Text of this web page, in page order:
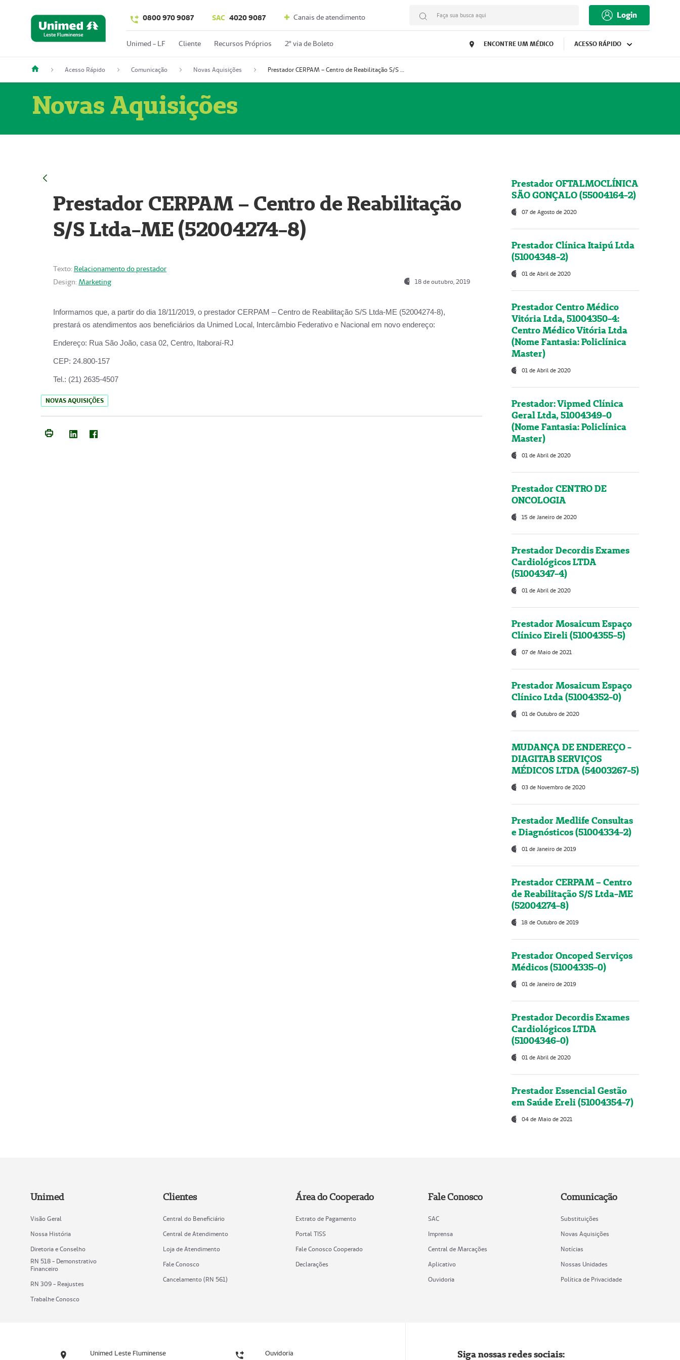
0800 970 9087 SAC 4020 9087 Canais de atendimento Faça sua busca aqui Login
Unimed - LF Cliente Recursos Próprios 2º via de Boleto ENCONTRE UM MÉDICO ACESSO RÁPIDO
Acesso Rápido Comunicação Novas Aquisições Prestador CERPAM – Centro de Reabilitação S/S Ltda-ME (52004274-8)
Novas Aquisições
Prestador CERPAM – Centro de Reabilitação
S/S Ltda-ME (52004274-8)
Texto: Relacionamento do prestador
Design: Marketing 18 de outubro, 2019
Informamos que, a partir do dia 18/11/2019, o prestador CERPAM – Centro de Reabilitação S/S Ltda-ME (52004274-8),
prestará os atendimentos aos beneficiários da Unimed Local, Intercâmbio Federativo e Nacional em novo endereço:
Endereço: Rua São João, casa 02, Centro, Itaboraí-RJ
CEP: 24.800-157
Tel.: (21) 2635-4507
NOVAS AQUISIÇÕES
Prestador OFTALMOCLÍNICA
SÃO GONÇALO (55004164-2)
07 de Agosto de 2020
Prestador Clínica Itaipú Ltda
(51004348-2)
01 de Abril de 2020
Prestador Centro Médico
Vitória Ltda, 51004350-4:
Centro Médico Vitória Ltda
(Nome Fantasia: Policlínica
Master)
01 de Abril de 2020
Prestador: Vipmed Clínica
Geral Ltda, 51004349-0
(Nome Fantasia: Policlínica
Master)
01 de Abril de 2020
Prestador CENTRO DE
ONCOLOGIA
15 de Janeiro de 2020
Prestador Decordis Exames
Cardiológicos LTDA
(51004347-4)
01 de Abril de 2020
Prestador Mosaicum Espaço
Clínico Eireli (51004355-5)
07 de Maio de 2021
Prestador Mosaicum Espaço
Clínico Ltda (51004352-0)
01 de Outubro de 2020
MUDANÇA DE ENDEREÇO -
DIAGITAB SERVIÇOS
MÉDICOS LTDA (54003267-5)
03 de Novembro de 2020
Prestador Medlife Consultas
e Diagnósticos (51004334-2)
01 de Janeiro de 2019
Prestador CERPAM – Centro
de Reabilitação S/S Ltda-ME
(52004274-8)
18 de Outubro de 2019
Prestador Oncoped Serviços
Médicos (51004335-0)
01 de Janeiro de 2019
Prestador Decordis Exames
Cardiológicos LTDA
(51004346-0)
01 de Abril de 2020
Prestador Essencial Gestão
em Saúde Ereli (51004354-7)
04 de Maio de 2021
Unimed
Visão Geral
Nossa História
Diretoria e Conselho
RN 518 - Demonstrativo
Financeiro
RN 309 - Reajustes
Trabalhe Conosco
Clientes
Central do Beneficiário
Central de Atendimento
Loja de Atendimento
Fale Conosco
Cancelamento (RN 561)
Área do Cooperado
Extrato de Pagamento
Portal TISS
Fale Conosco Cooperado
Declarações
Fale Conosco
SAC
Imprensa
Central de Marcações
Aplicativo
Ouvidoria
Comunicação
Substituições
Novas Aquisições
Notícias
Nossas Unidades
Política de Privacidade
Unimed Leste Fluminense Ouvidoria Siga nossas redes sociais: